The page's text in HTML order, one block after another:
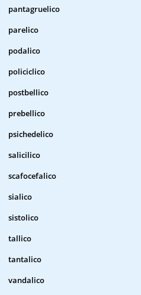
pantagruelico
parelico
podalico
policiclico
postbellico
prebellico
psichedelico
salicilico
scafocefalico
sialico
sistolico
tallico
tantalico
vandalico